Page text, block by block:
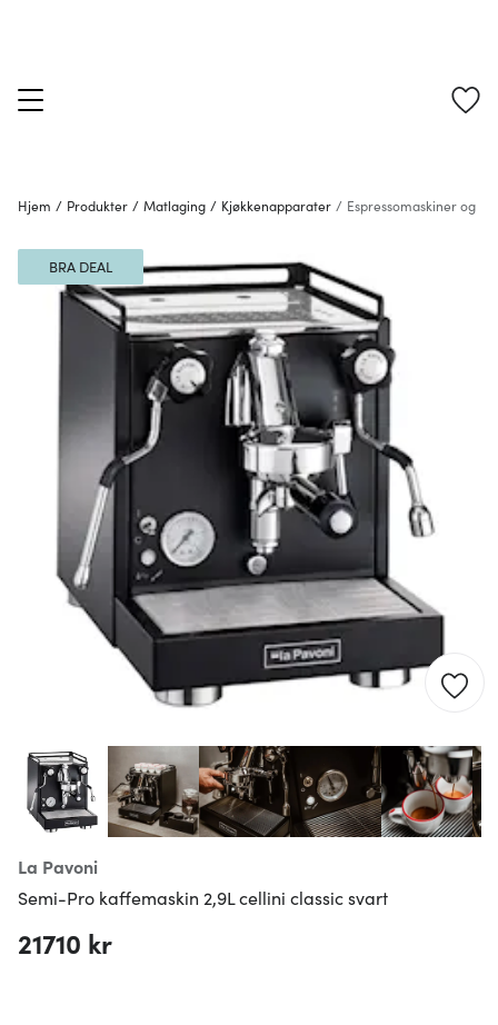
Hjem / Produkter / Matlaging / Kjøkkenapparater / Espressomaskiner og
La Pavoni
Semi-Pro kaffemaskin 2,9L cellini classic svart
BRA DEAL
21710 kr